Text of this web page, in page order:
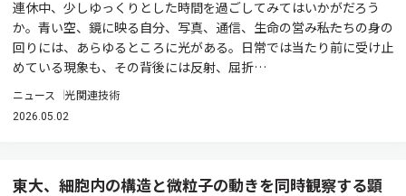
連休中、少しゆっくりとした時間を過ごしてみてはいかがだろう
か。青い空、鏡に映る自分、写真、通信、生命の営み――私たちの身の
回りには、あらゆるところに光がある。日常では当たり前に受け止
めている現象も、その背後には反射、屈折…
ニュース 光関連技術
2026.05.02
東大、細胞内の構造と微粒子の動きを同時観察する顕